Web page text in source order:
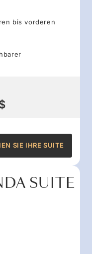
bis vorderen
SIE IHRE SUITE
SUITE